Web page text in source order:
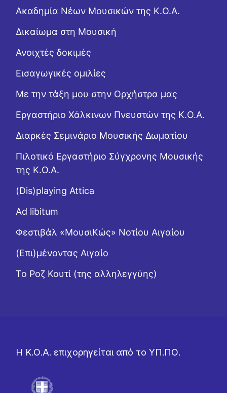
Ακαδημία Νέων Μουσικών της Κ.Ο.Α.
Δικαίωμα στη Μουσική
Ανοιχτές δοκιμές
Εισαγωγικές ομιλίες
Με την τάξη μου στην Ορχήστρα μας
Εργαστήριo Χάλκινων Πνευστών της Κ.Ο.Α.
Διαρκές Σεμινάριο Μουσικής Δωματίου
Πιλοτικό Εργαστήριο Σύγχρονης Μουσικής
της Κ.Ο.Α.
(Dis)playing Attica
Ad libitum
Φεστιβάλ «ΜουσιΚώς» Νοτίου Αιγαίου
(Επι)μένοντας Αιγαίο
Το Ροζ Κουτί (της αλληλεγγύης)
Η Κ.Ο.Α. επιχορηγείται από το ΥΠ.ΠΟ.